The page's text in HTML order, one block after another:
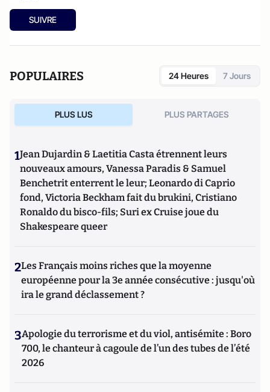
SUIVRE
POPULAIRES 24 Heures 7 Jours
PLUS LUS PLUS PARTAGES
1Jean Dujardin & Laetitia Casta étrennent leurs
nouveaux amours, Vanessa Paradis & Samuel
Benchetrit enterrent le leur; Leonardo di Caprio
fond, Victoria Beckham fait du brukini, Cristiano
Ronaldo du bisco-fils; Suri ex Cruise joue du
Shakespeare queer
2Les Français moins riches que la moyenne
européenne pour la 3e année consécutive : jusqu'où
ira le grand déclassement ?
3Apologie du terrorisme et du viol, antisémite : Boro
700, le chanteur à cagoule de l’un des tubes de l’été
2026